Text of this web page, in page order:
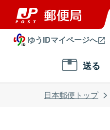
ゆうIDマイページへ
送る
日本郵便トップ